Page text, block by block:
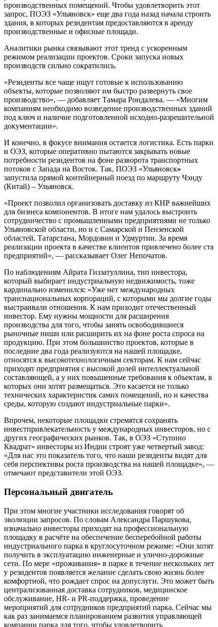
производственных помещений. Чтобы удовлетворить этот
запрос, ПОЭЗ «Ульяновск» еще два года назад начала строить
здания, в которых резидентам предоставляются в аренду
производственные и офисные площади.
Аналитики рынка связывают этот тренд с ускоренным
режимом реализации проектов. Сроки запуска новых
производств сильно сократились.
«Резиденты все чаще ищут готовые к использованию
объекты, которые позволяют им быстро развернуть свое
производство», — добавляет Тамара Рондалева. — «Многим
компаниям необходимо возведение производственных зданий
под ключ и наличие подготовленной исходно-разрешительной
документации».
И конечно, в фокусе внимания остается логистика. Есть парки
и ОЭЗ, которые оперативно пытаются закрывать новые
потребности резидентов на фоне разворота транспортных
потоков с Запада на Восток. Так, ПОЭЗ «Ульяновск»
запустила прямой контейнерный поезд по маршруту Чэнду
(Китай) – Ульяновск.
«Проект позволил организовать доставку из КНР важнейших
для бизнеса компонентов. В итоге нам удалось выстроить
сотрудничество с промышленными предприятиями не только
Ульяновской области, но и с Самарской и Пензенской
областей, Татарстана, Мордовии и Удмуртии. За время
реализации проекта в качестве клиентов привлечено более ста
предприятий», — рассказывает Олег Непочатов.
По наблюдениям Айрата Гиззатуллина, тип инвестора,
который выбирает индустриальную недвижимость, тоже
кардинально изменился: «Уже нет международных
транснациональных корпораций, с которыми мы долгие годы
выстраивали отношения. К нам приходит отечественный
инвестор. Ему нужны мощности для расширения
производства для того, чтобы занять освободившиеся
рыночные ниши или расширить их на фоне роста спроса на
продукцию. При этом большинство проектов, которые в
последние два года реализуются на нашей площадке,
относятся к высокотехнологичным секторам. К нам сейчас
приходят предприятия с высокой долей интеллектуальной
составляющей, а у них повышенные требования к объектам, в
которых они хотят размещаться. Это касается не только
технических характеристик самих помещений, но и качества
среды, которую создают индустриальные парки».
Впрочем, некоторые площадки стремятся сохранять
инвестпривлекательность у международных инвесторов, но с
других географических рынков. Так, в ОЭЗ «Ступино
Квадрат» инвесторы из Индии строят уже четвертый завод:
«Для нас это показатель того, что наши резиденты видят для
себя перспективы роста производства на нашей площадке», —
отмечают представители этой ОЭЗ.
Персональный двигатель
При этом многие участники исследования говорят об
эволюции запросов. По словам Александра Паршукова,
изначально инвесторы приходят на профессиональную
площадку в расчёте на обеспечение бесперебойной работы
индустриального парка в круглосуточном режиме: «Они хотят
получить в эксплуатацию инженерные и улично-дорожные
сети. По мере «проживания» в парке в течение нескольких лет
у резидентов появляется желание сделать свою жизнь более
комфортной, что рождает спрос на допуслуги. Это может быть
централизованная доставка сотрудников, медицинское
обслуживание, HR- и PR-поддержка, проведение
мероприятий для сотрудников предприятий парка. Сейчас мы
как раз занимаемся планированием развития управляющей
компании парка для того, чтобы удовлетворить